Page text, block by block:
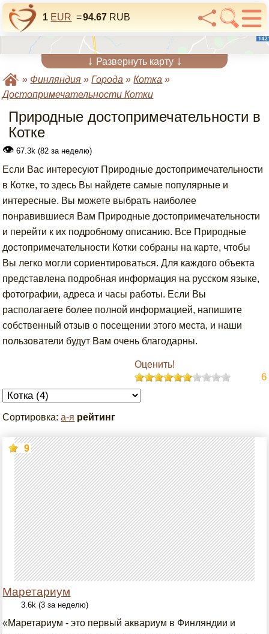
1 EUR =94.67 RUB
↓ Развернуть карту ↓
» Финляндия »Города »Котка »
Достопримечательности Котки
Природные достопримечательности в
Котке
👁 67.3k (82 за неделю)
Если Вас интересуют Природные достопримечательности
в Котке, то здесь Вы найдете самые популярные и
интересные. Вы можете выбрать наиболее
понравившиеся Вам Природные достопримечательности
и перейти к их подробному описанию. Все Природные
достопримечательности Котки собраны на карте, чтобы
Вы легко могли сориентироваться. Для каждого объекта
представлена подробная информация на русском языке,
фотографии, адреса и часы работы. Если Вы
располагаете более полной информацией, напишите
собственный отзыв о посещении этого места, и наши
пользователи будут Вам очень благодарны.
Оценить!
6
Сортировка:а-я рейтинг
Маретариум
9
3.6k (3 за неделю)
«Маретариум - это первый аквариум в Финляндии и